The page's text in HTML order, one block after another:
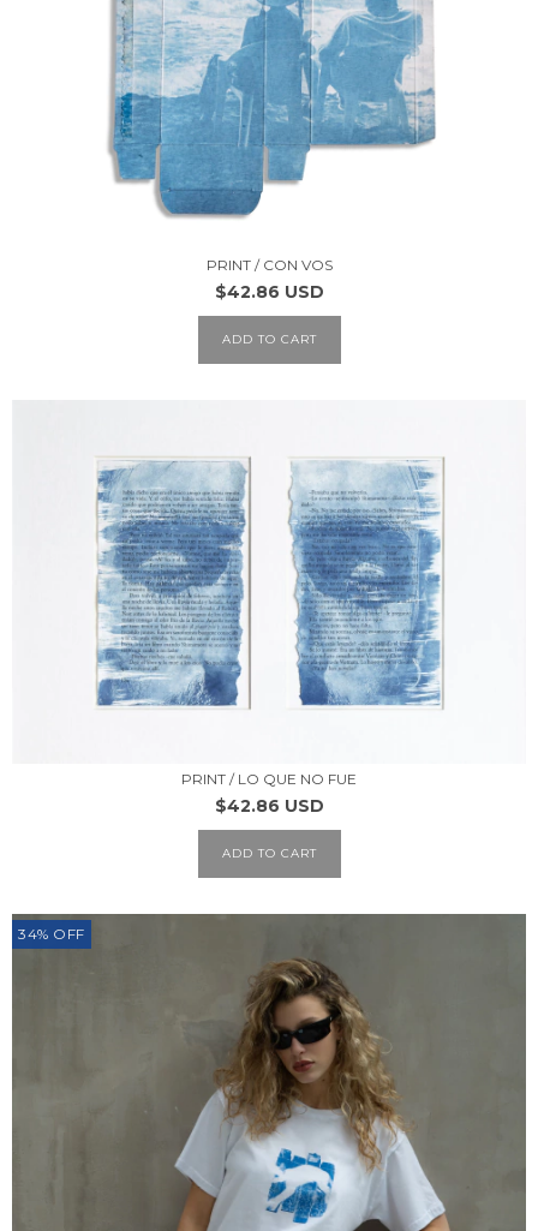
PRINT / CON VOS
$42.86 USD
ADD TO CART
PRINT / LO QUE NO FUE
$42.86 USD
ADD TO CART
34% OFF